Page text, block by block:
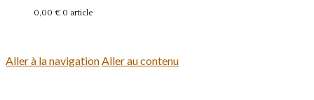
0,00 € 0 article
Aller à la navigationAller au contenu